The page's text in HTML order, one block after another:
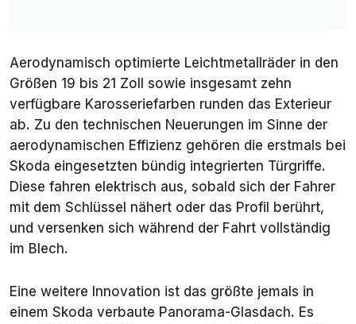
Aerodynamisch optimierte Leichtmetallräder in den
Größen 19 bis 21 Zoll sowie insgesamt zehn
verfügbare Karosseriefarben runden das Exterieur
ab. Zu den technischen Neuerungen im Sinne der
aerodynamischen Effizienz gehören die erstmals bei
Skoda eingesetzten bündig integrierten Türgriffe.
Diese fahren elektrisch aus, sobald sich der Fahrer
mit dem Schlüssel nähert oder das Profil berührt,
und versenken sich während der Fahrt vollständig
im Blech.
Eine weitere Innovation ist das größte jemals in
einem Skoda verbaute Panorama-Glasdach. Es